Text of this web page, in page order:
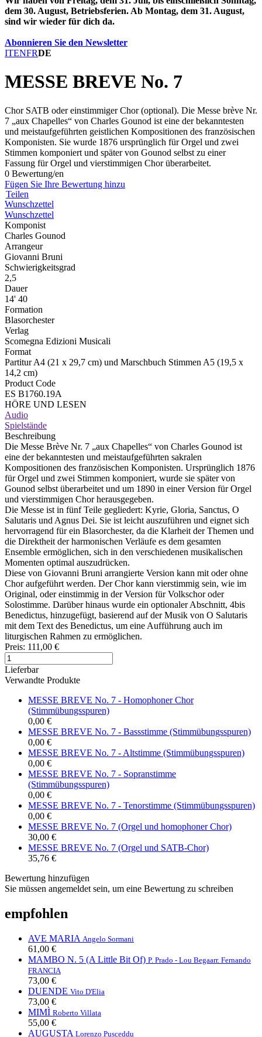
dem 30. August, Betriebsferien. Ab Montag, dem 31. August,
sind wir wieder für dich da.
Abonnieren Sie den Newsletter
ITENFRDE
MESSE BREVE No. 7
Chor SATB oder einstimmiger Chor (optional). Die Messe brève Nr.
7 „aux Chapelles“ von Charles Gounod ist eine der bekanntesten
und meistaufgeführten geistlichen Kompositionen des französischen
Komponisten. Sie wurde 1876 ursprünglich für Orgel und zwei
Stimmen komponiert und später von Gounod selbst zu einer
Fassung für Orgel und vierstimmigen Chor überarbeitet.
0 Bewertung/en
Fügen Sie Ihre Bewertung hinzu
Teilen
Wunschzettel
Wunschzettel
Komponist
Charles Gounod
Arrangeur
Giovanni Bruni
Schwierigkeitsgrad
2,5
Dauer
14' 40
Formation
Blasorchester
Verlag
Scomegna Edizioni Musicali
Format
Partitur A4 (21 x 29,7 cm) und Marschbuch Stimmen A5 (19,5 x
14,2 cm)
Product Code
ES B1760.19A
HÖRE UND LESEN
Audio
Spielstände
Beschreibung
Die Messe Brève Nr. 7 „aux Chapelles“ von Charles Gounod ist
eine der bekanntesten und meistaufgeführten sakralen
Kompositionen des französischen Komponisten. Ursprünglich 1876
für Orgel und zwei Stimmen komponiert, wurde sie später von
Gounod selbst überarbeitet und um 1890 in einer Version für Orgel
und vierstimmigen Chor herausgegeben.
Die Messe ist in fünf Teile gegliedert: Kyrie, Gloria, Sanctus, O
Salutaris und Agnus Dei. Sie ist leicht auszuführen und eignet sich
hervorragend für ein Blasorchester, da die Klarheit der Themen und
die Direktheit der harmonischen Verläufe es dem gesamten
Ensemble ermöglichen, sich in den verschiedenen musikalischen
Momenten optimal auszudrücken.
Diese von Giovanni Bruni arrangierte Version kann mit oder ohne
Chor aufgeführt werden. Der Chor kann vierstimmig sein, wie im
Original, oder einstimmig in der Version für Volkschor oder
Solostimme. Darüber hinaus wurde ein optionaler Abschnitt, 4bis
Benedictus, hinzugefügt, basierend auf der Musik von O Salutaris
mit dem Text des Benedictus, um eine Aufführung auch im
liturgischen Rahmen zu ermöglichen.
Preis: 111,00 €
Lieferbar
Verwandte Produkte
MESSE BREVE No. 7 - Homophoner Chor
(Stimmübungsspuren)
0,00 €
MESSE BREVE No. 7 - Bassstimme (Stimmübungsspuren)
0,00 €
MESSE BREVE No. 7 - Altstimme (Stimmübungsspuren)
0,00 €
MESSE BREVE No. 7 - Sopranstimme
(Stimmübungsspuren)
0,00 €
MESSE BREVE No. 7 - Tenorstimme (Stimmübungsspuren)
0,00 €
MESSE BREVE No. 7 (Orgel und homophoner Chor)
30,00 €
MESSE BREVE No. 7 (Orgel und SATB-Chor)
35,76 €
Bewertung hinzufügen
Sie müssen angemeldet sein, um eine Bewertung zu schreiben
empfohlen
AVE MARIA Angelo Sormani
61,00 €
MAMBO N. 5 (A Little Bit Of) P. Prado - Lou Begaarr. Fernando
FRANCIA
73,00 €
DUENDE Vito D'Elia
73,00 €
MIMÌ Roberto Villata
55,00 €
AUGUSTA Lorenzo Pusceddu